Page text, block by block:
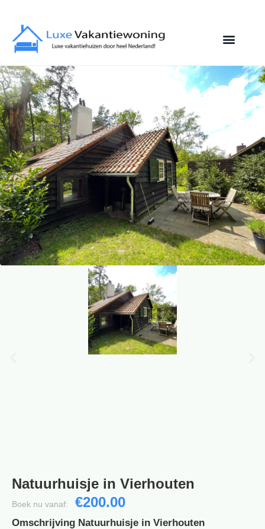
Natuurhuisje in Vierhouten
Boek nu vanaf: €200.00
Omschrijving Natuurhuisje in Vierhouten